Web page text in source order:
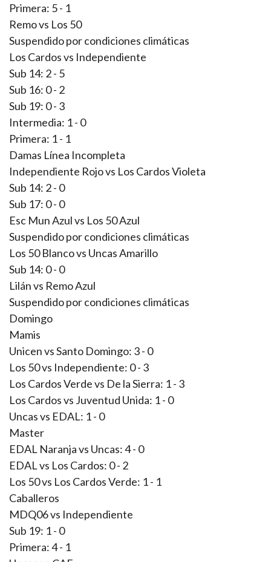
Primera: 5 - 1
Remo vs Los 50
Suspendido por condiciones climáticas
Los Cardos vs Independiente
Sub 14: 2 - 5
Sub 16: 0 - 2
Sub 19: 0 - 3
Intermedia: 1 - 0
Primera: 1 - 1
Damas Línea Incompleta
Independiente Rojo vs Los Cardos Violeta
Sub 14: 2 - 0
Sub 17: 0 - 0
Esc Mun Azul vs Los 50 Azul
Suspendido por condiciones climáticas
Los 50 Blanco vs Uncas Amarillo
Sub 14: 0 - 0
Lilán vs Remo Azul
Suspendido por condiciones climáticas
Domingo
Mamis
Unicen vs Santo Domingo: 3 - 0
Los 50 vs Independiente: 0 - 3
Los Cardos Verde vs De la Sierra: 1 - 3
Los Cardos vs Juventud Unida: 1 - 0
Uncas vs EDAL: 1 - 0
Master
EDAL Naranja vs Uncas: 4 - 0
EDAL vs Los Cardos: 0 - 2
Los 50 vs Los Cardos Verde: 1 - 1
Caballeros
MDQ06 vs Independiente
Sub 19: 1 - 0
Primera: 4 - 1